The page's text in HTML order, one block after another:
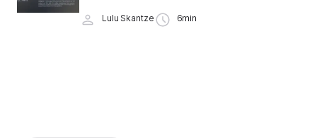
Lulu Skantze 6min